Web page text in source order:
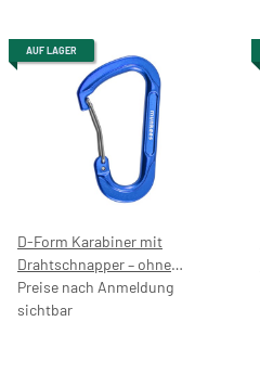
AUF LAGER
D-Form Karabiner mit
Drahtschnapper – ohne
Preisaufdruck
Preise nach Anmeldung
sichtbar